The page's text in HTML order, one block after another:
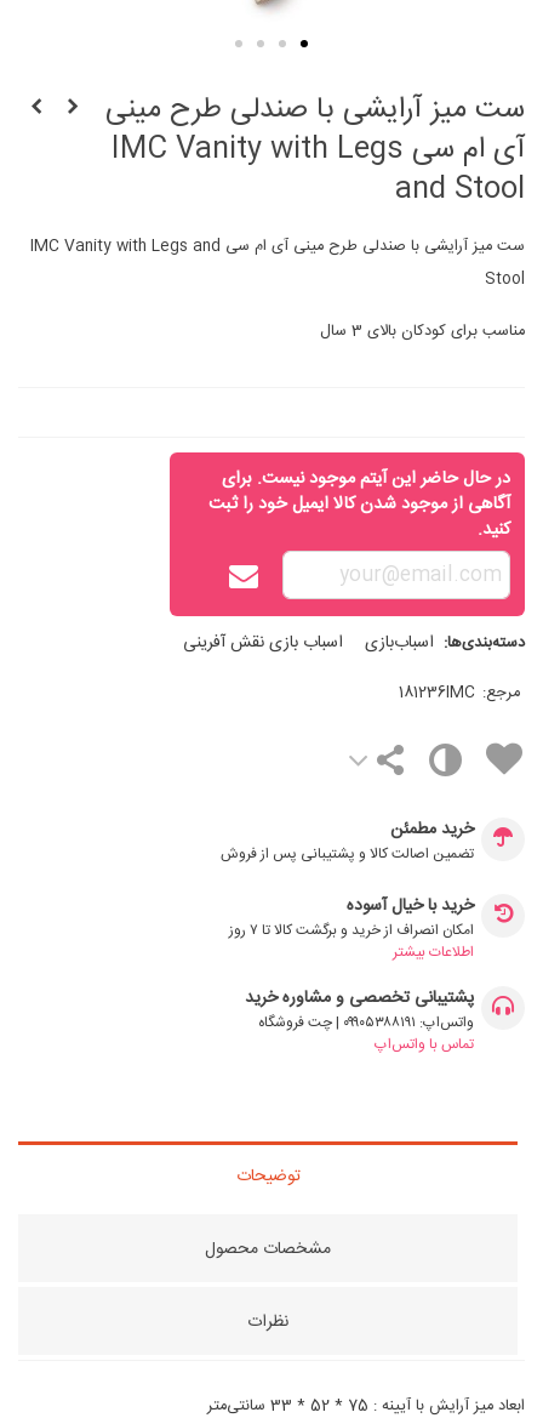
ست میز آرایشی با صندلی طرح مینی
آی ام سی IMC Vanity with Legs
and Stool
ست میز آرایشی با صندلی طرح مینی آی ام سی IMC Vanity with Legs and
Stool
مناسب برای کودکان بالای 3 سال
در حال حاضر این آیتم موجود نیست. برای
آگاهی از موجود شدن کالا ایمیل خود را ثبت
کنید.
دسته‌بندی‌ها: اسباب‌بازی اسباب بازی نقش آفرینی
مرجع: 181236IMC
خرید مطمئن
تضمین اصالت کالا و پشتیبانی پس از فروش
خرید با خیال آسوده
امکان انصراف از خرید و برگشت کالا تا ۷ روز
اطلاعات بیشتر
پشتیبانی تخصصی و مشاوره خرید
واتس‌اپ: ۰۹۹۰۵۳۸۸۱۹۱ | چت فروشگاه
تماس با واتس‌اپ
توضیحات
مشخصات محصول
نظرات
ابعاد میز آرایش با آیینه : 75 * 52 * 33 سانتی‌متر